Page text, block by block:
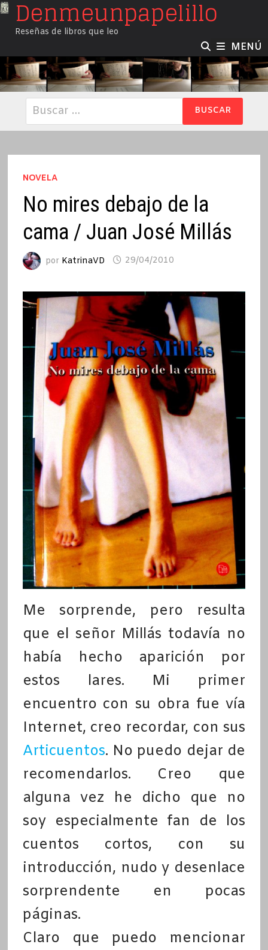
SaltarDenmeunpapelillo
Reseñas de libros que leo
MENÚ
Buscar:
NOVELA
No mires debajo de la
cama / Juan José Millás
por KatrinaVD 29/04/2010
Me sorprende, pero resulta
que el señor Millás todavía no
había hecho aparición por
estos lares. Mi primer
encuentro con su obra fue vía
Internet, creo recordar, con sus
Articuentos. No puedo dejar de
recomendarlos. Creo que
alguna vez he dicho que no
soy especialmente fan de los
cuentos cortos, con su
introducción, nudo y desenlace
sorprendente en pocas
páginas.
Claro que puedo mencionar